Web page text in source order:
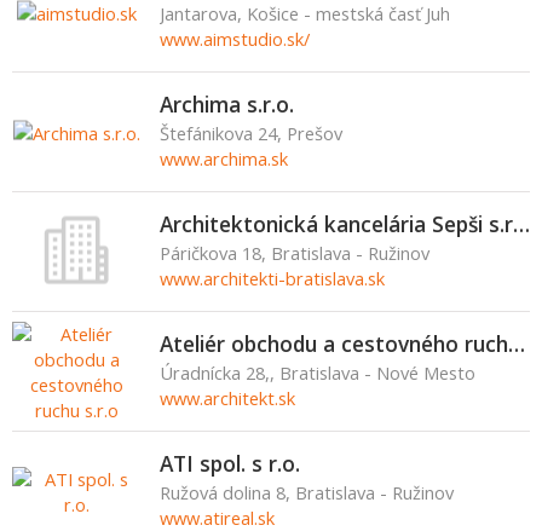
Jantarova, Košice - mestská časť Juh
www.aimstudio.sk/
Archima s.r.o.
Štefánikova 24, Prešov
www.archima.sk
Architektonická kancelária Sepši s.r.o.
Páričkova 18, Bratislava - Ružinov
www.architekti-bratislava.sk
Ateliér obchodu a cestovného ruchu s.r.o
Úradnícka 28,, Bratislava - Nové Mesto
www.architekt.sk
ATI spol. s r.o.
Ružová dolina 8, Bratislava - Ružinov
www.atireal.sk